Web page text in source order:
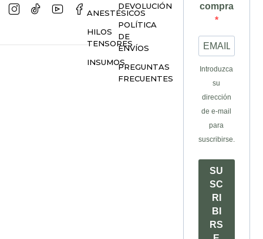
ANESTÉSICOS
HILOS
TENSORES
INSUMOS
DEVOLUCIÓN
POLÍTICA
DE
ENVÍOS
PREGUNTAS
FRECUENTES
compra
Introduzca
su
dirección
de e-mail
para
suscribirse.
SU
SC
RI
BI
RS